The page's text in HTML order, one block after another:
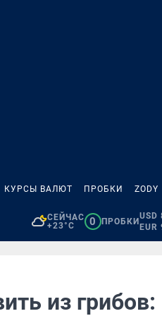
КУРСЫ ВАЛЮТ ПРОБКИ ZODY
СЕЙЧАС
+23°C
0 ПРОБКИ
USD
EUR
из